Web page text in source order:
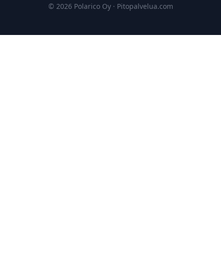
© 2026 Polarico Oy · Pitopalvelua.com